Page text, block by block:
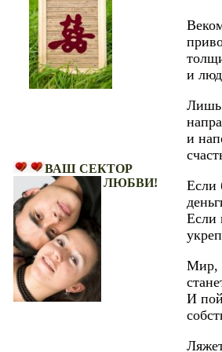
ВАШ СЕКТОР
ЛЮБВИ!
и
Лишь
и
Если
Если
Мир,
И